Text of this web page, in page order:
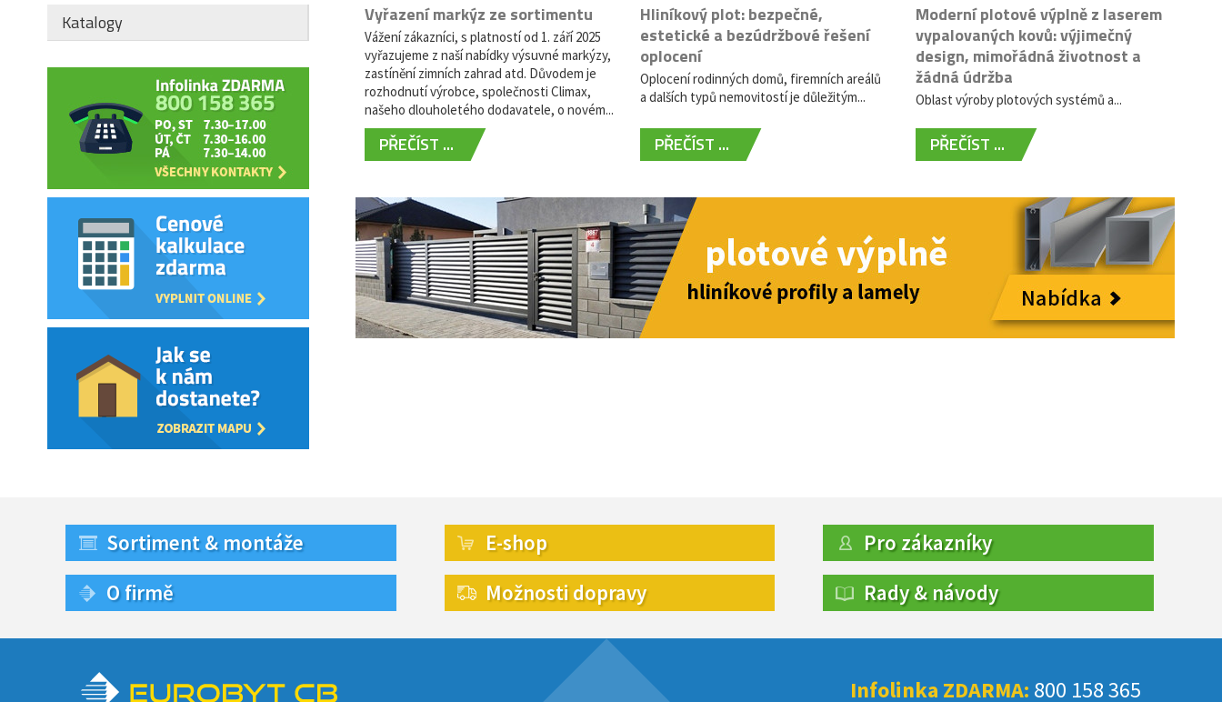
Katalogy Vyřazení markýz ze sortimentu
Vážení zákazníci, s platností od 1. září 2025
vyřazujeme z naší nabídky výsuvné markýzy,
zastínění zimních zahrad atd. Důvodem je
rozhodnutí výrobce, společnosti Climax,
našeho dlouholetého dodavatele, o novém...
PŘEČÍST ...
Hliníkový plot: bezpečné,
estetické a bezúdržbové řešení
oplocení
Oplocení rodinných domů, firemních areálů
a dalších typů nemovitostí je důležitým...
PŘEČÍST ...
Moderní plotové výplně z laserem
vypalovaných kovů: výjimečný
design, mimořádná životnost a
žádná údržba
Oblast výroby plotových systémů a...
PŘEČÍST ...
Sortiment & montáže
O firmě
E-shop
Možnosti dopravy
Pro zákazníky
Rady & návody
Infolinka ZDARMA: 800 158 365